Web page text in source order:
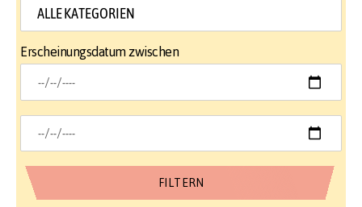
Erscheinungsdatum zwischen